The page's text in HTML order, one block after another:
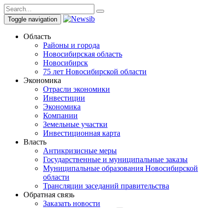
Toggle navigation
Область
Районы и города
Новосибирская область
Новосибирск
75 лет Новосибирской области
Экономика
Отрасли экономики
Инвестиции
Экономика
Компании
Земельные участки
Инвестиционная карта
Власть
Антикризисные меры
Государственные и муниципальные заказы
Муниципальные образования Новосибирской
области
Трансляции заседаний правительства
Обратная связь
Заказать новости